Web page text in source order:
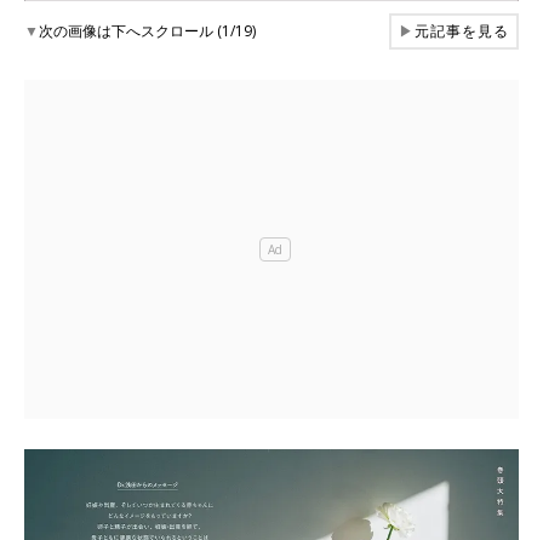
▼次の画像は下へスクロール (1/19) ▶元記事を見る